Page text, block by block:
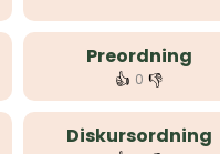
Preordning
👍 0 👎
Diskursordning